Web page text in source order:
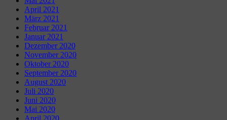
April 2021
März 2021
Februar 2021
Januar 2021
Dezember 2020
November 2020
Oktober 2020
September 2020
August 2020
Juli 2020
Juni 2020
Mai 2020
April 2020